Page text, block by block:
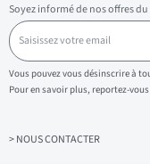
Soyez informé de nos offres
S
a
i
s
i
s
z
Vous pouvez vous désinscrire à
Pour en savoir plus, reportez-
> NOUS CONTACTER